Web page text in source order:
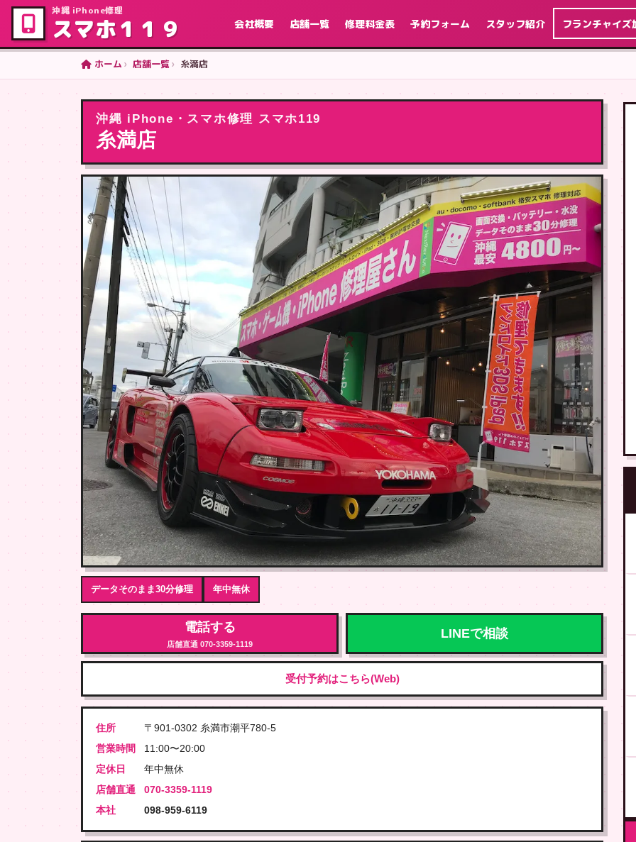
沖縄 iPhone修理
スマホ１１９ 会社概要 店舗一覧 修理料金表 予約フォーム スタッフ紹介 フランチャイズ
ホーム 店舗一覧 糸満店
沖縄 iPhone・スマホ修理 スマホ119
糸満店
データそのまま30分修理 年中無休
電話する
店舗直通 070-3359-1119
LINEで相談
受付予約はこちら(Web)
住所
〒901-0302 糸満市潮平780-5
営業時間
11:00〜20:00
定休日
年中無休
店舗直通
070-3359-1119
本社
098-959-6119